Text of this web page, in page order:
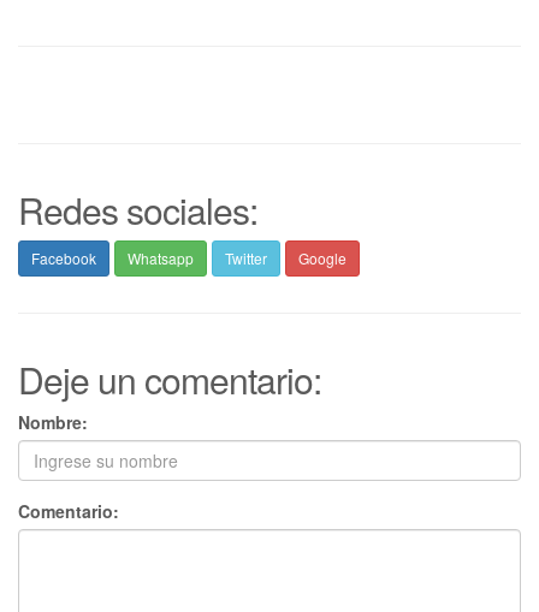
Redes sociales:
Facebook Whatsapp Twitter Google
Deje un comentario:
Nombre:
Comentario: